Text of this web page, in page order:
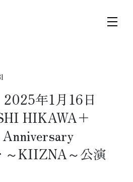
2025年1月16日
HIKAWA＋
～KIIZNA～公演
プページ
ュース
ジュール